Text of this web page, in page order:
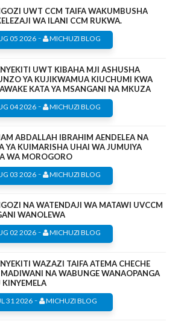
UWT CCM TAIFA WAKUMBUSHA
WA ILANI CCM RUKWA.
05 2026- MICHUZI BLOG
UWT KIBAHA MJI ASHUSHA
YA KUJIKWAMUA KIUCHUMI KWA
KATA YA MSANGANI NA MKUZA
04 2026- MICHUZI BLOG
ABDALLAH IBRAHIM AENDELEA NA
YA KUIMARISHA UHAI WA JUMUIYA
WA MOROGORO
03 2026- MICHUZI BLOG
NA WATENDAJI WA MATAWI UVCCM
WANOLEWA
02 2026- MICHUZI BLOG
WAZAZI TAIFA ATEMA CHECHE
NA WABUNGE WANAOPANGA
KINYEMELA
31 2026 - MICHUZI BLOG